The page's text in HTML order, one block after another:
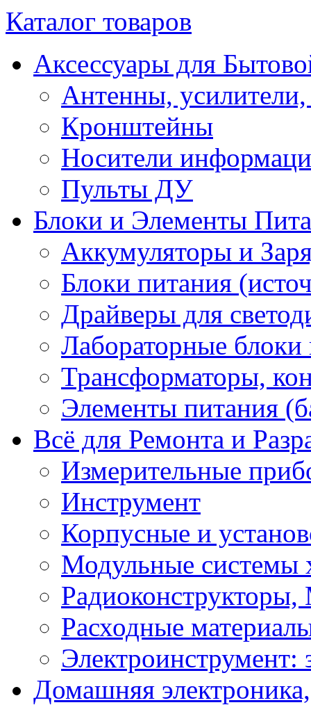
Каталог товаров
Аксессуары для
Антенны, усилители,
Кронштейны
Носители
Пульты ДУ
Блоки и Элементы
Аккумуляторы и
Блоки питания
Драйверы для
Лабораторные блоки
Трансформаторы,
Элементы питания
Всё для Ремонта и
Измерительные
Инструмент
Корпусные и
Модульные системы
Расходные
Электроинструмент:
Домашняя